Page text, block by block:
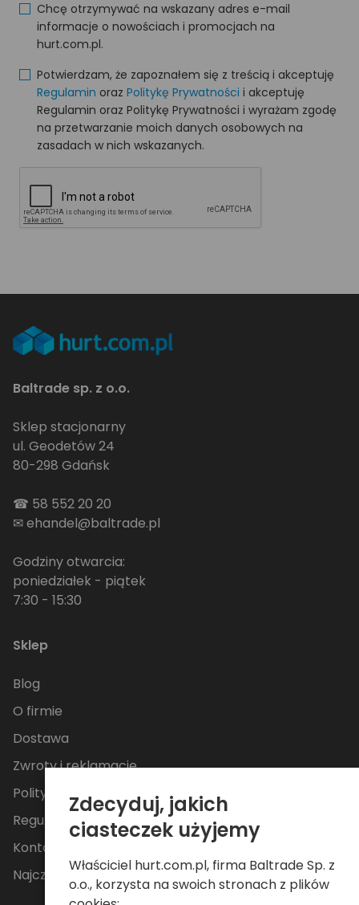
Chcę otrzymywać na wskazany adres e-mail
informacje o nowościach i promocjach na
hurt.com.pl.
Potwierdzam, że zapoznałem się z treścią i akceptuję
Regulamin oraz Politykę Prywatności i akceptuję
Regulamin oraz Politykę Prywatności i wyrażam zgodę
na przetwarzanie moich danych osobowych na
zasadach w nich wskazanych.
Baltrade sp. z o.o.
Sklep stacjonarny
ul. Geodetów 24
80-298 Gdańsk
☎ 58 552 20 20
✉ehandel@baltrade.pl
Godziny otwarcia:
poniedziałek - piątek
7:30 - 15:30
Sklep
Blog
O firmie
Dostawa
Zwroty i reklamacje
Polityka Prywatności
Regulamin
Kontakt
Najczęściej zadawane pytania
Zdecyduj, jakich
ciasteczek użyjemy
Właściciel hurt.com.pl, firma Baltrade Sp. z
o.o., korzysta na swoich stronach z plików